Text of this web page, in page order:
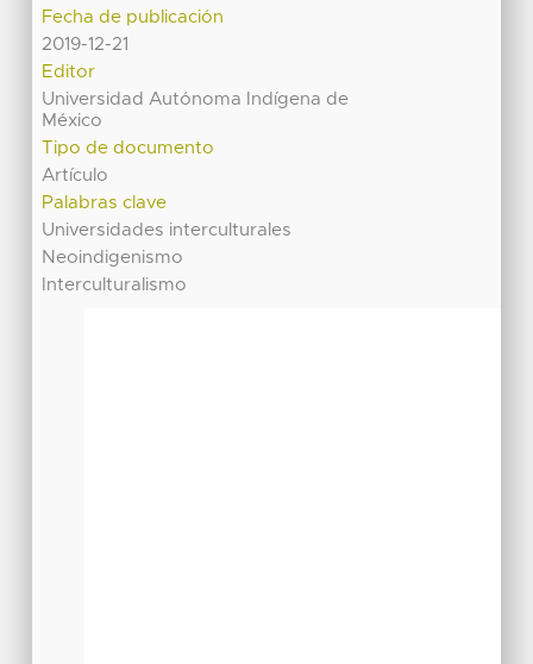
Fecha de publicación
2019-12-21
Editor
Universidad Autónoma Indígena de
México
Tipo de documento
Artículo
Palabras clave
Universidades interculturales
Neoindigenismo
Interculturalismo